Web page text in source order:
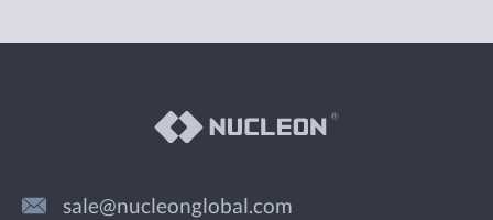
sale@nucleonglobal.com